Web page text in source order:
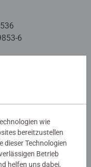
6
wie
bereitzustellen
dieser Technologien
Betrieb
helfen uns dabei,